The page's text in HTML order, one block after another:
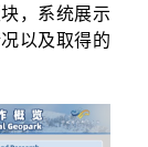
，系统展示
以及取得的